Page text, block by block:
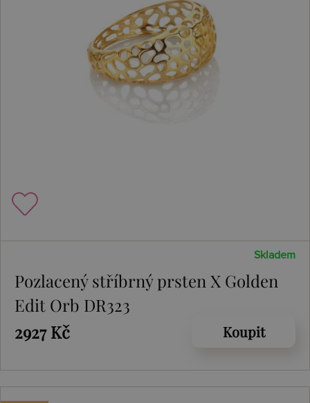
Skladem
Pozlacený stříbrný prsten X Golden
Edit Orb DR323
2927 Kč
Koupit